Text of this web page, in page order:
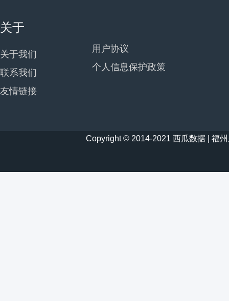
关于
关于我们
联系我们
友情链接
用户协议
个人信息保护政策
Copyright © 2014-2021 西瓜数据 | 福